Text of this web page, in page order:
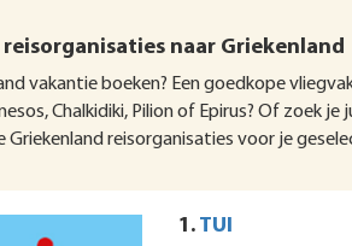
reisorganisaties naar Griekenland
vakantie boeken? Een goedkope
Chalkidiki, Pilion of Epirus? Of zoek
Griekenland reisorganisaties voor je
1. TUI